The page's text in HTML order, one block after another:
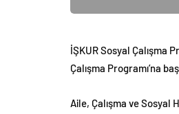
İŞKUR Sosyal Çalışma
Çalışma Programı’na
Aile, Çalışma ve Sosyal